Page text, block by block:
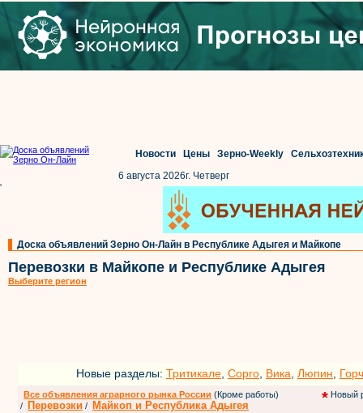
Новости Цены Зерно-Weekly
6 августа 2026г. Четверг
'
Доска объявлений Зерно Он-Лайн в Республике Адыгея и Майкопе
Перевозки в Майкопе и Республике Адыгея
Выберите регион
Новые разделы: Тритикале Сорго Вика Люпин
Все объявления аграрного рынка России (Кроме работы)
Новый
/
Перевозки / Майкоп и Республика Адыгея